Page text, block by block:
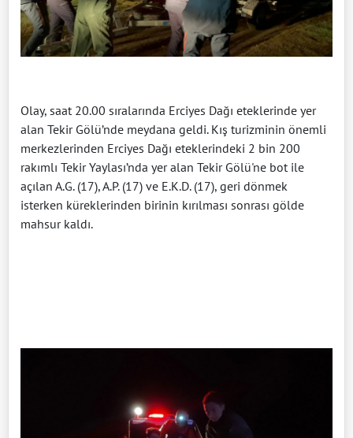
Olay, saat 20.00 sıralarında Erciyes Dağı eteklerinde yer
alan Tekir Gölü’nde meydana geldi. Kış turizminin önemli
merkezlerinden Erciyes Dağı eteklerindeki 2 bin 200
rakımlı Tekir Yaylası’nda yer alan Tekir Gölü'ne bot ile
açılan A.G. (17), A.P. (17) ve E.K.D. (17), geri dönmek
isterken küreklerinden birinin kırılması sonrası gölde
mahsur kaldı.